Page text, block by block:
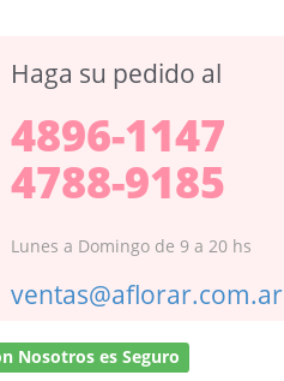
Haga su pedido al
4896-1147
4788-9185
Lunes a Domingo de 9 a 20 hs
ventas@aflorar.com.ar
Nosotros es Seguro